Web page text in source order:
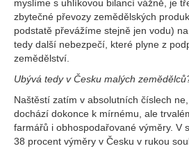
myslíme s uhlíkovou bilancí vážně, je
zbytečné převozy zemědělských
podstatě převážíme stejně jen vodu)
tedy další nebezpečí, které plyne z
zemědělství.
Ubývá tedy v Česku malých
Naštěstí zatím v absolutních číslech
dochází dokonce k mírnému, ale
farmářů i obhospodařované výměry. V
38 procent výměry v Česku v rukou